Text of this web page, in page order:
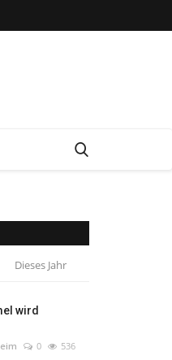
Dieses Jahr
wird
0 536